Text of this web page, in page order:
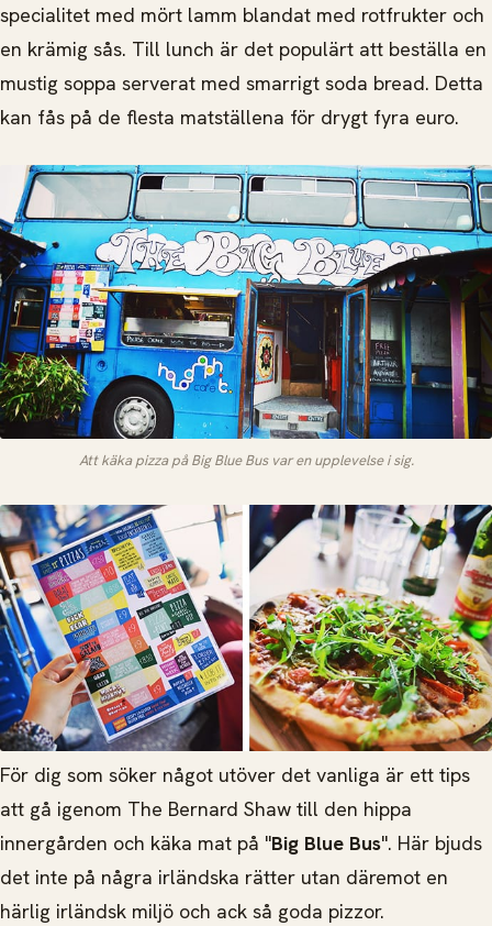
specialitet med mört lamm blandat med rotfrukter och
en krämig sås. Till lunch är det populärt att beställa en
mustig soppa serverat med smarrigt soda bread. Detta
kan fås på de flesta matställena för drygt fyra euro.
Att käka pizza på Big Blue Bus var en upplevelse i sig.
För dig som söker något utöver det vanliga är ett tips
att gå igenom The Bernard Shaw till den hippa
innergården och käka mat på "Big Blue Bus". Här bjuds
det inte på några irländska rätter utan däremot en
härlig irländsk miljö och ack så goda pizzor.